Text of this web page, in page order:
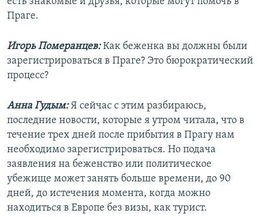
Праге.
Игорь Померанцев:Как беженка вы должны были
зарегистрироваться в Праге? Это бюрократический
процесс?
Анна Гудым:Я сейчас с этим разбираюсь,
последние новости, которые я утром читала, что в
течение трех дней после прибытия в Прагу нам
необходимо зарегистрироваться. Но подача
заявления на беженство или политическое
убежище может занять больше времени, до 90
дней, до истечения момента, когда можно
находиться в Европе без визы, как турист.